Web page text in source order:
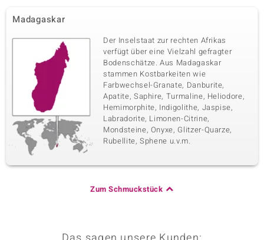
Madagaskar
Der Inselstaat zur rechten Afrikas
verfügt über eine Vielzahl gefragter
Bodenschätze. Aus Madagaskar
stammen Kostbarkeiten wie
Farbwechsel-Granate, Danburite,
Apatite, Saphire, Turmaline, Heliodore,
Hemimorphite, Indigolithe, Jaspise,
Labradorite, Limonen-Citrine,
Mondsteine, Onyxe, Glitzer-Quarze,
Rubellite, Sphene u.v.m.
Zum Schmuckstück